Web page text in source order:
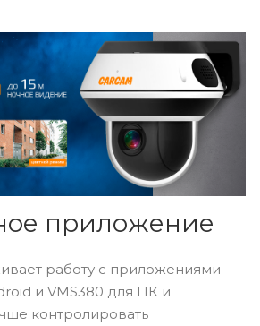
приложение
работу с приложениями
и VMS380 для ПК и
контролировать